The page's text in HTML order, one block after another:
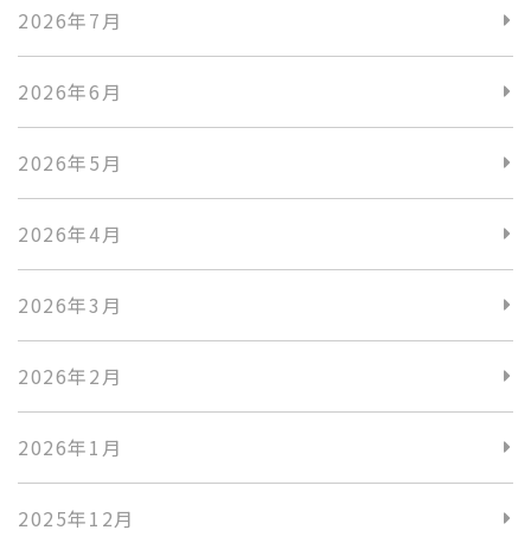
2026年7月
2026年6月
2026年5月
2026年4月
2026年3月
2026年2月
2026年1月
2025年12月